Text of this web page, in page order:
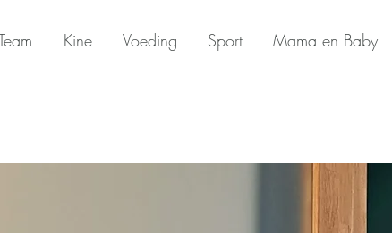
Kine Voeding Sport Mama en Baby